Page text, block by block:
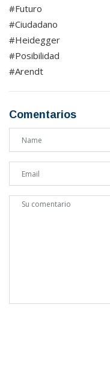
#Futuro
#Ciudadano
#Heidegger
#Posibilidad
#Arendt
Comentarios